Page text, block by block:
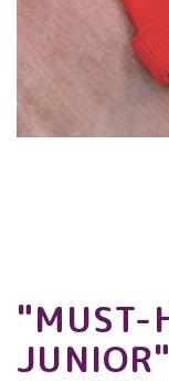
"MUST-